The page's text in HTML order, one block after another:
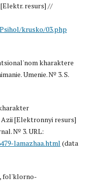
resurs] //
krusko/03.php
kharaktere
Umenie. № 3. S.
[Elektronnyi resurs]
№ 3. URL:
lamazhaa.html (data
fol'klorno-